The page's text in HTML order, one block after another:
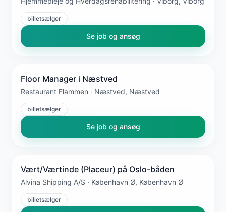
billetsælger
Se job og ansøg
Floor Manager i Næstved
Restaurant Flammen · Næstved, Næstved
billetsælger
Se job og ansøg
Vært/Værtinde (Placeur) på Oslo-båden
Alvina Shipping A/S · København Ø, København Ø
billetsælger